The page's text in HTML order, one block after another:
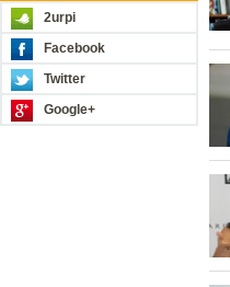
2urpi
Facebook
Twitter
Google+